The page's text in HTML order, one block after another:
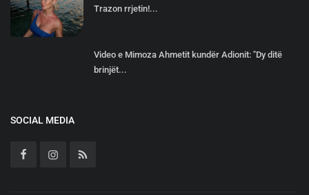
Trazon rrjetin!...
Video e Mimoza Ahmetit kundër Adionit: "Dy ditë
brinjët...
SOCIAL MEDIA